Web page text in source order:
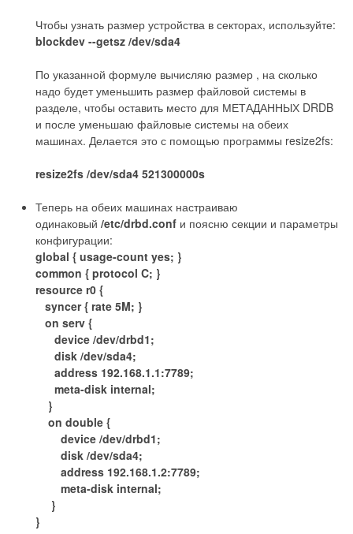
Чтобы узнать размер устройства в секторах, используйте:
blockdev --getsz /dev/sda4
По указанной формуле вычисляю размер , на сколько
надо будет уменьшить размер файловой системы в
разделе, чтобы оставить место для МЕТАДАННЫХ DRDB
и после уменьшаю файловые системы на обеих
машинах. Делается это с помощью программы resize2fs:
resize2fs /dev/sda4 521300000s
Теперь на обеих машинах настраиваю
одинаковый /etc/drbd.conf и поясню секции и параметры
конфигурации:
global { usage-count yes; }
common { protocol C; }
resource r0 {
syncer { rate 5M; }
on serv {
device /dev/drbd1;
disk /dev/sda4;
address 192.168.1.1:7789;
meta-disk internal;
}
on double {
device /dev/drbd1;
disk /dev/sda4;
address 192.168.1.2:7789;
meta-disk internal;
}
}